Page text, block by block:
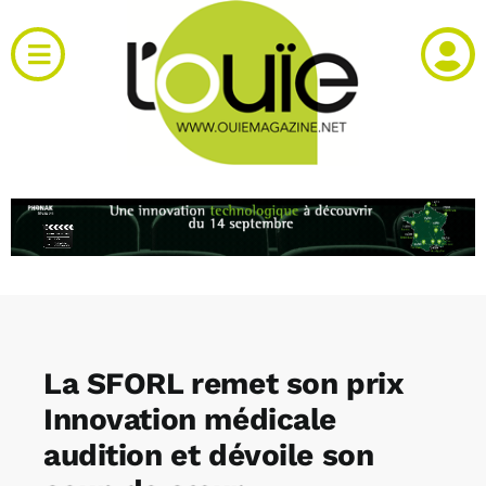
au
contenu
Toggle
Navigation
RH et emploi
Agenda
La SFORL remet son prix
Innovation médicale
audition et dévoile son